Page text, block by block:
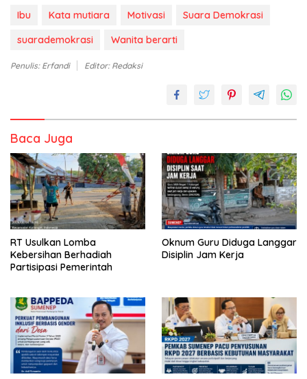
Ibu Kata mutiara Motivasi
Suara Demokrasi
suarademokrasi
Wanita berarti
Penulis: Erfandi Editor: Redaksi
Baca Juga
RT Usulkan Lomba
Kebersihan Berhadiah
Partisipasi Pemerintah
Oknum Guru Diduga Langgar
Disiplin Jam Kerja